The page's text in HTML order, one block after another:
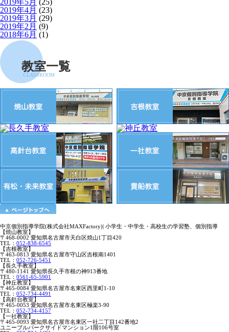
2019年5月 (25)
2019年4月 (23)
2019年3月 (29)
2019年2月 (9)
2018年6月 (1)
教室一覧
CLASSROOM
中京個別指導学院(株式会社MAXFactory)| 小学生・中学生・高校生の学習塾、個別指導
【焼山教室】
〒468-0002 愛知県名古屋市天白区焼山1丁目420
TEL： 052-838-6545
【吉根教室】
〒463-0813 愛知県名古屋市守山区吉根南1401
TEL： 052-726-5451
【長久手教室】
〒480-1141 愛知県長久手市根の神913番地
TEL： 0561-65-5901
【神丘教室】
〒465-0084 愛知県名古屋市名東区西里町1-10
TEL： 052-734-4491
【高針台教室】
〒465-0053 愛知県名古屋市名東区極楽3-90
TEL： 052-734-4157
【一社教室】
〒465-0093 愛知県名古屋市名東区一社二丁目142番地2
ユニーブルパークサイドマンション1階106号室